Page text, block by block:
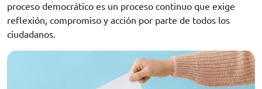
proceso democrático es un proceso continuo que exige
reflexión, compromiso y acción por parte de todos los
ciudadanos.